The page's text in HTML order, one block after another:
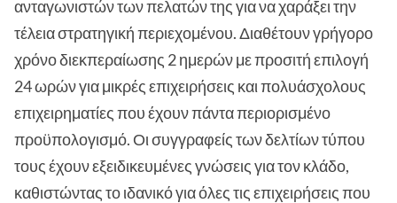
ανταγωνιστών των πελατών της για να χαράξει την
τέλεια στρατηγική περιεχομένου. Διαθέτουν γρήγορο
χρόνο διεκπεραίωσης 2 ημερών με προσιτή επιλογή
24 ωρών για μικρές επιχειρήσεις και πολυάσχολους
επιχειρηματίες που έχουν πάντα περιορισμένο
προϋπολογισμό. Οι συγγραφείς των δελτίων τύπου
τους έχουν εξειδικευμένες γνώσεις για τον κλάδο,
καθιστώντας το ιδανικό για όλες τις επιχειρήσεις που